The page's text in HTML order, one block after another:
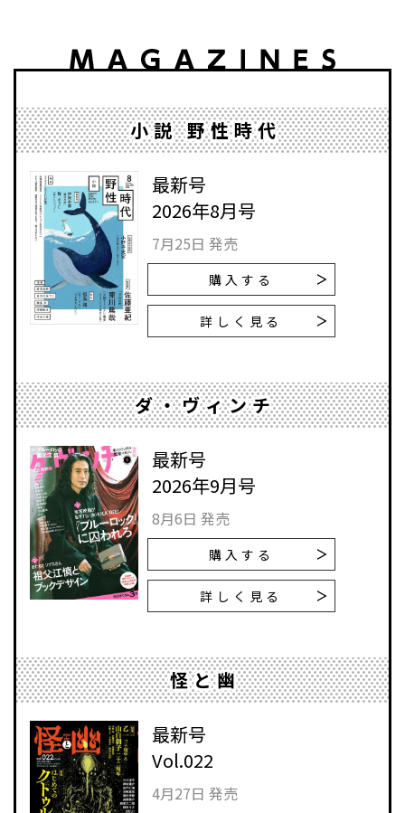
小説 野性時代
最新号
2026年8月号
7月25日 発売
購入する
詳しく見る
ダ・ヴィンチ
最新号
2026年9月号
8月6日 発売
購入する
詳しく見る
怪と幽
最新号
Vol.022
4月27日 発売